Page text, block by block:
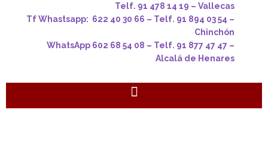
Telf. 91 478 14 19 – Vallecas
Tf Whastsapp: 622 40 30 66 – Telf. 91 894 03 54 –
Chinchón
WhatsApp 602 68 54 08 – Telf. 91 877 47 47 –
Alcalá de Henares